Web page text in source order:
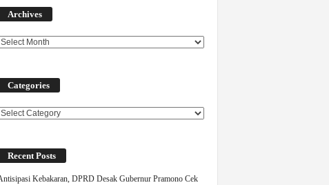
Archives
Categories
Categories
Recent Posts
Kebakaran, DPRD Desak Gubernur Pramono Cek